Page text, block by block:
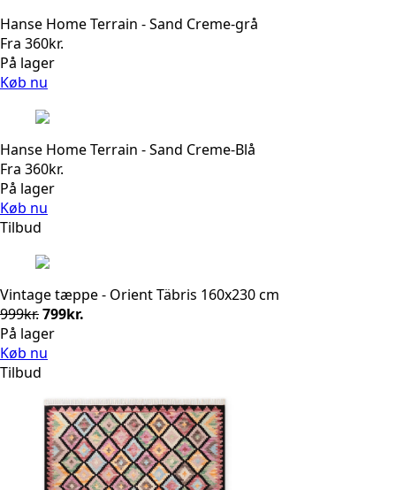
Hanse Home Terrain - Sand Creme-grå
Fra 360kr.
På lager
Køb nu
Hanse Home Terrain - Sand Creme-Blå
Fra 360kr.
På lager
Køb nu
Tilbud
Vintage tæppe - Orient Täbris 160x230 cm
999kr.Den
oprindelige
pris
799kr.
På lager
Køb nu
Tilbud